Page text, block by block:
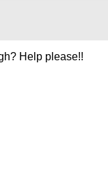
Help please!!